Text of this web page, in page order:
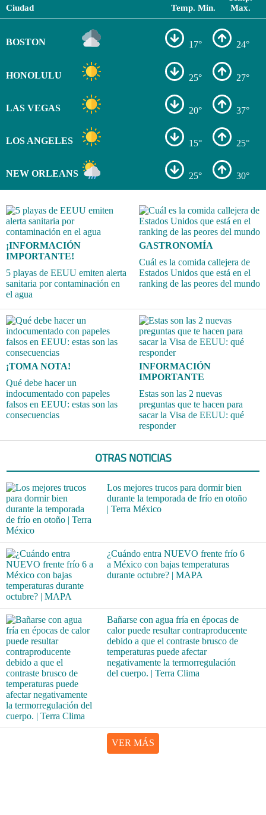
Ciudad Temp. Min.
Max.
BOSTON 17° 24°
HONOLULU 25° 27°
LAS VEGAS 20° 37°
LOS ANGELES 15° 25°
NEW ORLEANS 25° 30°
¡INFORMACIÓN
IMPORTANTE!
5 playas de EEUU emiten alerta
sanitaria por contaminación en
el agua
GASTRONOMÍA
Cuál es la comida callejera de
Estados Unidos que está en el
ranking de las peores del mundo
¡TOMA NOTA!
Qué debe hacer un
indocumentado con papeles
falsos en EEUU: estas son las
consecuencias
INFORMACIÓN
IMPORTANTE
Estas son las 2 nuevas
preguntas que te hacen para
sacar la Visa de EEUU: qué
responder
OTRAS NOTICIAS
Los mejores trucos para dormir bien
durante la temporada de frío en otoño
| Terra México
¿Cuándo entra NUEVO frente frío 6
a México con bajas temperaturas
durante octubre? | MAPA
Bañarse con agua fría en épocas de
calor puede resultar contraproducente
debido a que el contraste brusco de
temperaturas puede afectar
negativamente la termorregulación
del cuerpo. | Terra Clima
VER MÁS